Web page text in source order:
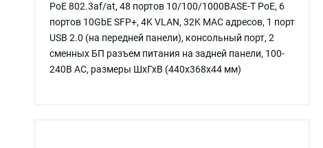
PoE 802.3af/at, 48 портов 10/100/1000BASE-T PoE, 6
портов 10GbE SFP+, 4K VLAN, 32K MAC адресов, 1 порт
USB 2.0 (на передней панели), консольный порт, 2
сменных БП разъем питания на задней панели, 100-
240В AC, размеры ШхГхВ (440x368x44 мм)